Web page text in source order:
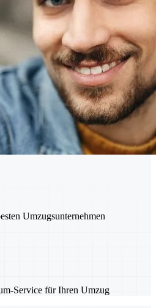
Umzugsunternehmen
Service für Ihren Umzug